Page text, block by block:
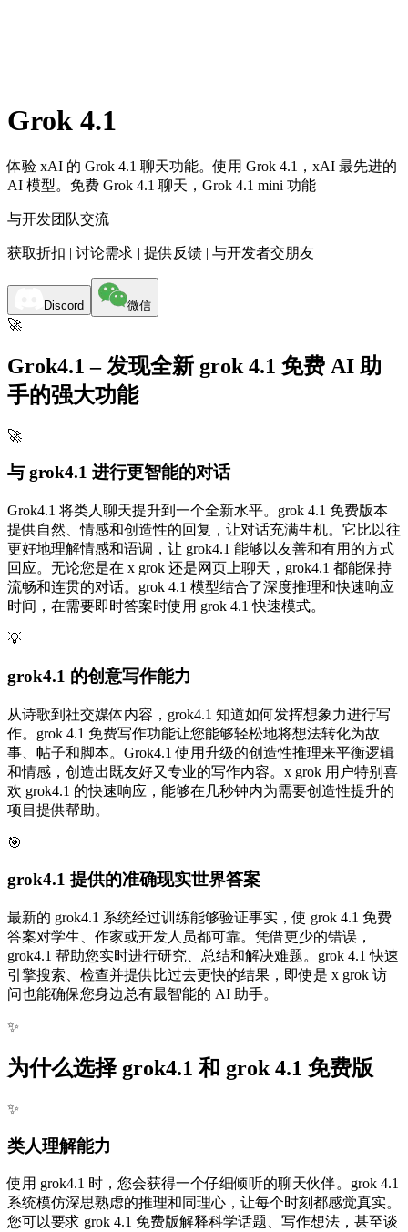
Grok 4.1
体验 xAI 的 Grok 4.1 聊天功能。使用 Grok 4.1，xAI 最先进的
AI 模型。免费 Grok 4.1 聊天，Grok 4.1 mini 功能
与开发团队交流
获取折扣 | 讨论需求 | 提供反馈 | 与开发者交朋友
Discord 微信
🚀
Grok4.1 – 发现全新 grok 4.1 免费 AI 助
手的强大功能
🚀
与 grok4.1 进行更智能的对话
Grok4.1 将类人聊天提升到一个全新水平。grok 4.1 免费版本
提供自然、情感和创造性的回复，让对话充满生机。它比以往
更好地理解情感和语调，让 grok4.1 能够以友善和有用的方式
回应。无论您是在 x grok 还是网页上聊天，grok4.1 都能保持
流畅和连贯的对话。grok 4.1 模型结合了深度推理和快速响应
时间，在需要即时答案时使用 grok 4.1 快速模式。
💡
grok4.1 的创意写作能力
从诗歌到社交媒体内容，grok4.1 知道如何发挥想象力进行写
作。grok 4.1 免费写作功能让您能够轻松地将想法转化为故
事、帖子和脚本。Grok4.1 使用升级的创造性推理来平衡逻辑
和情感，创造出既友好又专业的写作内容。x grok 用户特别喜
欢 grok4.1 的快速响应，能够在几秒钟内为需要创造性提升的
项目提供帮助。
🎯
grok4.1 提供的准确现实世界答案
最新的 grok4.1 系统经过训练能够验证事实，使 grok 4.1 免费
答案对学生、作家或开发人员都可靠。凭借更少的错误，
grok4.1 帮助您实时进行研究、总结和解决难题。grok 4.1 快速
引擎搜索、检查并提供比过去更快的结果，即使是 x grok 访
问也能确保您身边总有最智能的 AI 助手。
✨
为什么选择 grok4.1 和 grok 4.1 免费版
✨
类人理解能力
使用 grok4.1 时，您会获得一个仔细倾听的聊天伙伴。grok 4.1
系统模仿深思熟虑的推理和同理心，让每个时刻都感觉真实。
您可以要求 grok 4.1 免费版解释科学话题、写作想法，甚至谈